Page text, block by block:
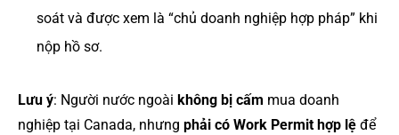
soát và được xem là “chủ doanh nghiệp hợp pháp” khi
nộp hồ sơ.
Lưu ý: Người nước ngoài không bị cấm mua doanh
nghiệp tại Canada, nhưng phải có Work Permit hợp lệ để